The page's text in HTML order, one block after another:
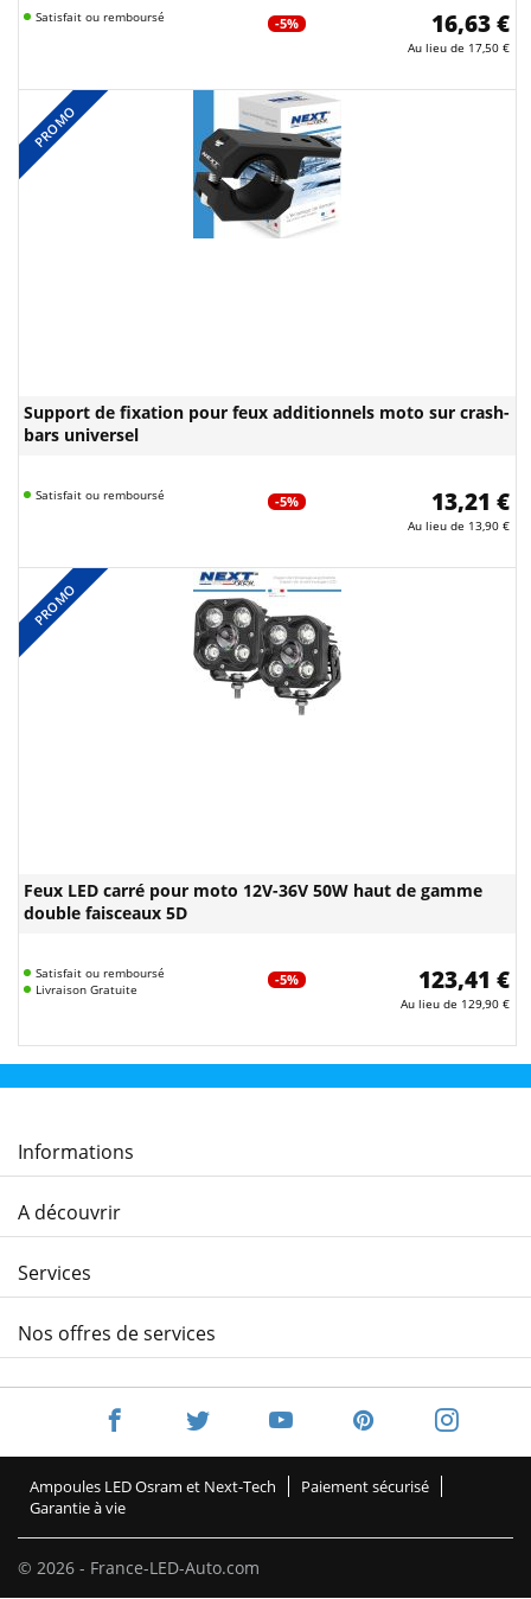
Satisfait ou remboursé -5% 16,63 €
Au lieu de 17,50 €
PROMO
Support de fixation pour feux additionnels moto sur crash-
bars universel
Satisfait ou remboursé -5% 13,21 €
Au lieu de 13,90 €
PROMO
Feux LED carré pour moto 12V-36V 50W haut de gamme
double faisceaux 5D
Satisfait ou remboursé
Livraison Gratuite
-5% 123,41 €
Au lieu de 129,90 €
Informations
A découvrir
Services
Nos offres de services
© 2026 - France-LED-Auto.com
Ampoules LED Osram et Next-Tech
Paiement sécurisé
Garantie à vie